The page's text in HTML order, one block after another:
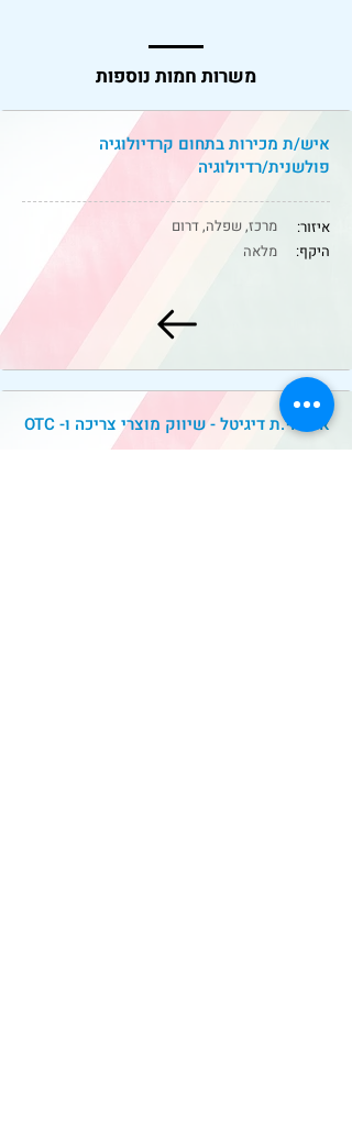
משרות חמות נוספות
איש/ת מכירות בתחום קרדיולוגיה
פולשנית/רדיולוגיה
איזור:
מרכז, שפלה, דרום
היקף:
מלאה
אחראי.ת דיגיטל - שיווק מוצרי צריכה ו- OTC